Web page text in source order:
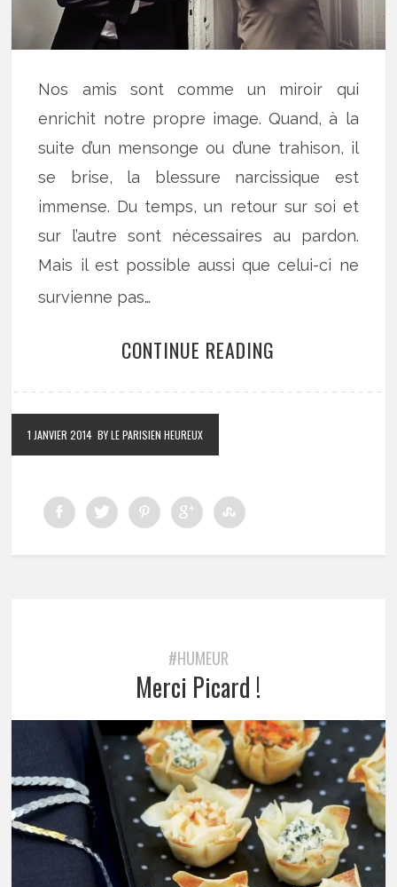
Nos amis sont comme un miroir qui
enrichit notre propre image. Quand, à la
suite d’un mensonge ou d’une trahison, il
se brise, la blessure narcissique est
immense. Du temps, un retour sur soi et
sur l’autre sont nécessaires au pardon.
Mais il est possible aussi que celui-ci ne
survienne pas…
CONTINUE READING
1 JANVIER 2014 BY LE PARISIEN HEUREUX
#HUMEUR
Merci Picard !